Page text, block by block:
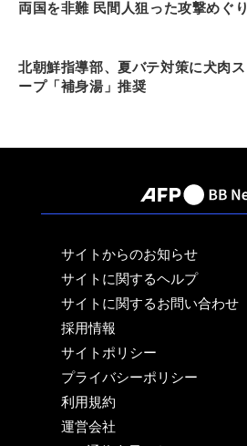
両国を非難 民間人狙った攻撃めぐり
北朝鮮指導部、夏バテ対策に犬肉ス
ープ「補身湯」推奨
サイトからのお知らせ
サイトに関するヘルプ
サイトに関するお問い合わせ
採用情報
サイトポリシー
プライバシーポリシー
利用規約
運営会社